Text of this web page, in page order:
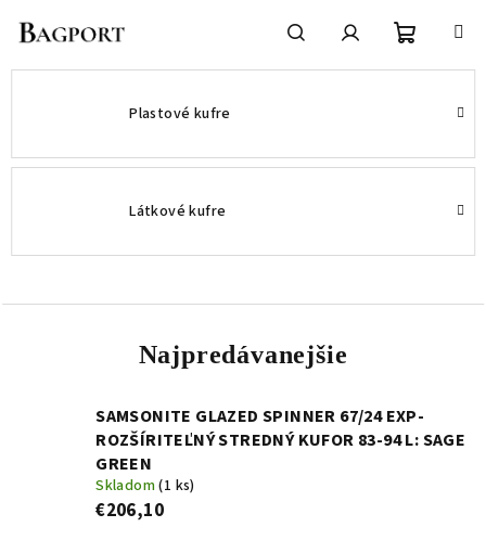
HľadaťPrihlásenie
Plastové kufre
Látkové kufre
Najpredávanejšie
SAMSONITE GLAZED SPINNER 67/24 EXP-
ROZŠÍRITEĽNÝ STREDNÝ KUFOR 83-94 L: SAGE
GREEN
Skladom(1 ks)
€206,10